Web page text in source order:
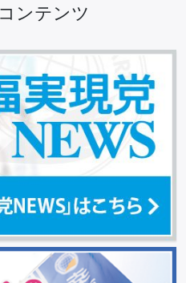
ンテンツ